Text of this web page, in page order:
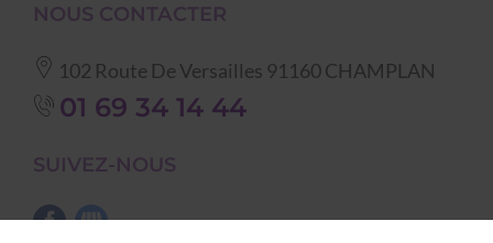
NOUS CONTACTER
102 Route De Versailles 91160CHAMPLAN
01 69 34 14 44
SUIVEZ-NOUS